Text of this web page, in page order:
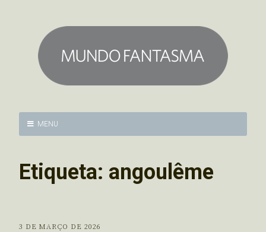
MENU
Etiqueta: angoulême
3 DE MARÇO DE 2026